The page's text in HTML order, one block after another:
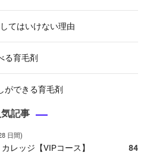
てはいけない理由
る育毛剤
ができる育毛剤
気記事
日間)
レッジ【VIPコース】
84